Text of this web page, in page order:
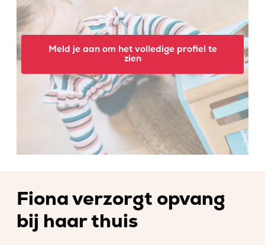
Meld je aan om het volledige profiel te
zien
Fiona verzorgt opvang
bij haar thuis